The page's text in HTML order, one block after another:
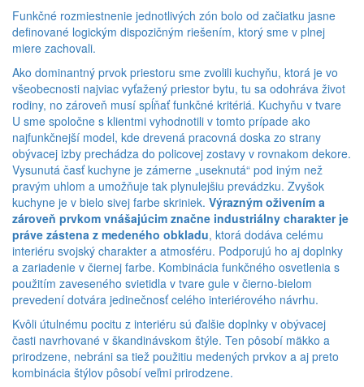
Funkčné rozmiestnenie jednotlivých zón bolo od začiatku jasne
definované logickým dispozičným riešením, ktorý sme v plnej
miere zachovali.
Ako dominantný prvok priestoru sme zvolili kuchyňu, ktorá je vo
všeobecnosti najviac vyťažený priestor bytu, tu sa odohráva život
rodiny, no zároveň musí spĺňať funkčné kritériá. Kuchyňu v tvare
U sme spoločne s klientmi vyhodnotili v tomto prípade ako
najfunkčnejší model, kde drevená pracovná doska zo strany
obývacej izby prechádza do policovej zostavy v rovnakom dekore.
Vysunutá časť kuchyne je zámerne „useknutá“ pod iným než
pravým uhlom a umožňuje tak plynulejšiu prevádzku. Zvyšok
kuchyne je v bielo sivej farbe skriniek. Výrazným oživením a
zároveň prvkom vnášajúcim značne industriálny charakter je
práve zástena z medeného obkladu, ktorá dodáva celému
interiéru svojský charakter a atmosféru. Podporujú ho aj doplnky
a zariadenie v čiernej farbe. Kombinácia funkčného osvetlenia s
použitím zaveseného svietidla v tvare gule v čierno-bielom
prevedení dotvára jedinečnosť celého interiérového návrhu.
Kvôli útulnému pocitu z interiéru sú ďalšie doplnky v obývacej
časti navrhované v škandinávskom štýle. Ten pôsobí mäkko a
prirodzene, nebráni sa tiež použitiu medených prvkov a aj preto
kombinácia štýlov pôsobí veľmi prirodzene.